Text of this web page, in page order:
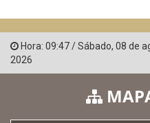
Hora: 09:47/Sábado, 08 de
2026